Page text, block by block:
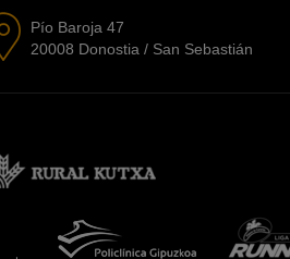
Pío Baroja 47
20008 Donostia / San Sebastián